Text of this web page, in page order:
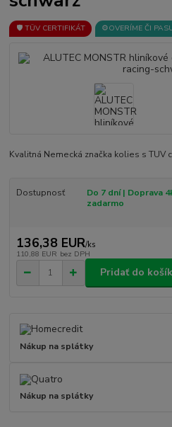
🛡️ TÜV CERTIFIKÁT ⚙️OVERÍME ČI
Kvalitná Nemecká značka kolies s TUV
Dostupnosť
Do 7 dní | Doprava
zadarmo
136,38 EUR/ks
110,88 EUR bez DPH
Pridať do
Nákup na splátky
Nákup na splátky